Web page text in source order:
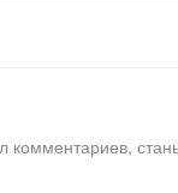
комментариев,